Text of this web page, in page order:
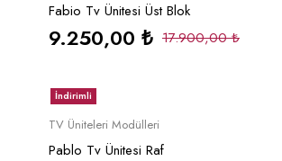
Fabio Tv Ünitesi Üst Blok
17.900,00₺
9.250,00 ₺
İndirimli
TV Üniteleri Modülleri
Pablo Tv Ünitesi Raf